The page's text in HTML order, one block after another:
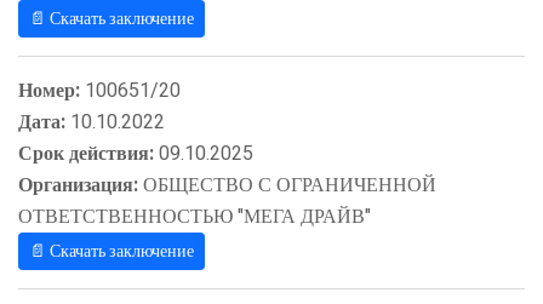
📄 Скачать заключение
Номер: 100651/20
Дата: 10.10.2022
Срок действия:09.10.2025
Организация:ОБЩЕСТВО С ОГРАНИЧЕННОЙ
ОТВЕТСТВЕННОСТЬЮ "МЕГА ДРАЙВ"
📄 Скачать заключение